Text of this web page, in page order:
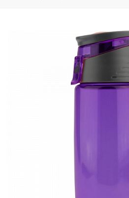
МІШКИ ДЛЯ ВЗУТТЯ
ПЛЯШКИ ДЛЯ ВОДИ